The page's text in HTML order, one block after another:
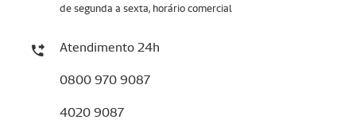
de segunda a sexta, horário comercial
Atendimento 24h
0800 970 9087
4020 9087